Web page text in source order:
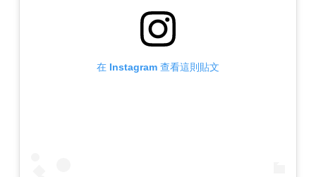
在 Instagram 查看這則貼文